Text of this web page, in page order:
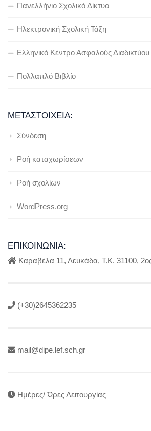
Πανελλήνιο Σχολικό Δίκτυο
Ηλεκτρονική Σχολική Τάξη
Ελληνικό Κέντρο Ασφαλούς Διαδικτύου
Πολλαπλό Βιβλίο
ΜΕΤΑΣΤΟΙΧΕΊΑ:
Σύνδεση
Ροή καταχωρίσεων
Ροή σχολίων
WordPress.org
ΕΠΙΚΟΙΝΩΝΊΑ:
Καραβέλα 11, Λευκάδα, Τ.Κ. 31100,
(+30)2645362235
mail@dipe.lef.sch.gr
Ημέρες/ Ώρες Λειτουργίας